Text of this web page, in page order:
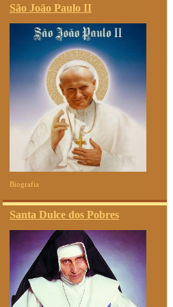
São João Paulo II
Biografia
Santa Dulce dos Pobres